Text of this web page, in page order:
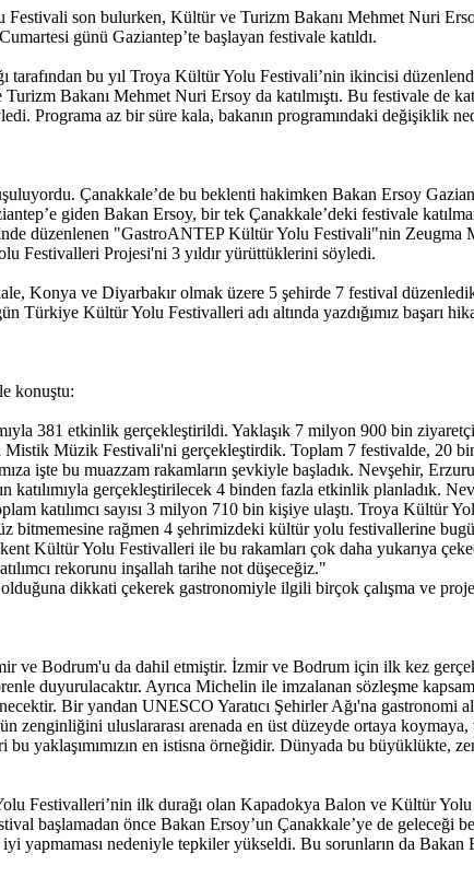
son bulurken, Kültür ve Turizm Bakanı Mehmet Nuri
günü Gaziantep’te başlayan festivale katıldı.
tarafından bu yıl Troya Kültür Yolu Festivali’nin ikincisi
Bakanı Mehmet Nuri Ersoy da katılmıştı. Bu festivale de
Programa az bir süre kala, bakanın programındaki değişiklik
Çanakkale’de bu beklenti hakimken Bakan Ersoy
giden Bakan Ersoy, bir tek Çanakkale’deki festivale
düzenlenen "GastroANTEP Kültür Yolu Festivali"nin Zeugma
Festivalleri Projesi'ni 3 yıldır yürüttüklerini söyledi.
Konya ve Diyarbakır olmak üzere 5 şehirde 7 festival
Türkiye Kültür Yolu Festivalleri adı altında yazdığımız başarı
konuştu:
381 etkinlik gerçekleştirildi. Yaklaşık 7 milyon 900 bin
Müzik Festivali'ni gerçekleştirdik. Toplam 7 festivalde, 20
işte bu muazzam rakamların şevkiyle başladık. Nevşehir,
katılımıyla gerçekleştirilecek 4 binden fazla etkinlik planladık.
katılımcı sayısı 3 milyon 710 bin kişiye ulaştı. Troya Kültür
rağmen 4 şehrimizdeki kültür yolu festivallerine
Kültür Yolu Festivalleri ile bu rakamları çok daha yukarıya
rekorunu inşallah tarihe not düşeceğiz."
dikkati çekerek gastronomiyle ilgili birçok çalışma ve
ve Bodrum'u da dahil etmiştir. İzmir ve Bodrum için ilk kez
duyurulacaktır. Ayrıca Michelin ile imzalanan sözleşme
Bir yandan UNESCO Yaratıcı Şehirler Ağı'na gastronomi
uluslararası arenada en üst düzeyde ortaya koymaya,
yaklaşımımızın en istisna örneğidir. Dünyada bu büyüklükte,
Festivalleri’nin ilk durağı olan Kapadokya Balon ve Kültür Yolu
başlamadan önce Bakan Ersoy’un Çanakkale’ye de
yapmaması nedeniyle tepkiler yükseldi. Bu sorunların da Bakan